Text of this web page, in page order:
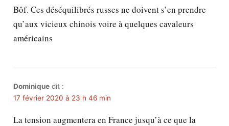
Bôf. Ces déséquilibrés russes ne doivent s’en prendre
qu’aux vicieux chinois voire à quelques cavaleurs
américains
Dominique dit :
17 février 2020 à 23 h 46 min
La tension augmentera en France jusqu’à ce que la